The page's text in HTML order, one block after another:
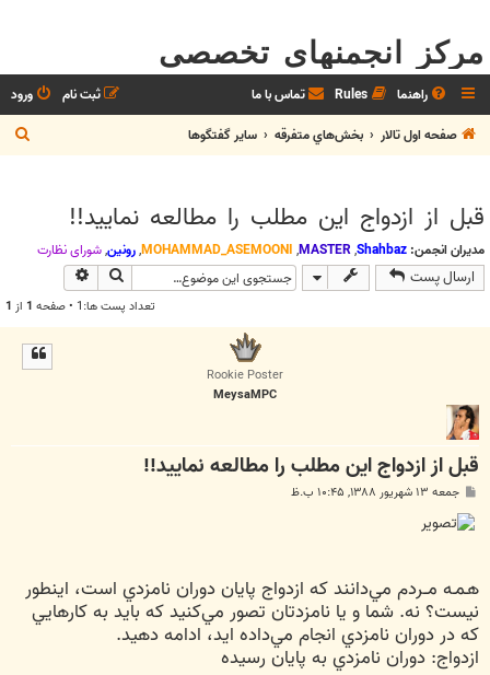
مرکز انجمنهای تخصصی
راهنما Rules تماس با ما ورود
ثبت نام
صفحه اول تالار
بخش‌‌هاي متفرقه ساير گفتگوها
س
قبل از ازدواج اين مطلب را مطالعه نماييد‍!!
مدیران انجمن: Shahbaz
,
MASTER
,
MOHAMMAD_ASEMOONI
,رونین,شوراي نظارت
ارسال پست جستجو
تعداد پست ها:1 • صفحه 1 از 1
Rookie Poster
MeysaMPC
قبل از ازدواج اين مطلب را مطالعه نماييد‍!!
ت
جمعه ۱۳ شهریور ۱۳۸۸, ۱۰:۴۵ ب.ظ
هـمـه مــردم مي‌دانند که ازدواج پايان دوران نامزدي است، اينطور
نيست؟ نه. شما و يا نامزدتان تصور مي‌کنيد که بايد به کارهايي
که در دوران نامزدي انجام مي‌داده ايد، ادامه دهيد.
ازدواج: دوران نامزدي به پايان رسيده